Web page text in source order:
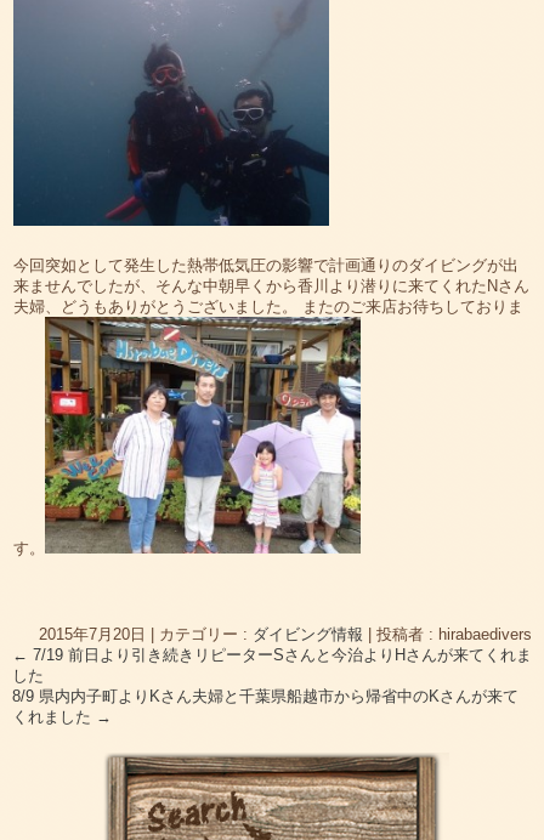
今回突如として発生した熱帯低気圧の影響で計画通りのダイビングが出
来ませんでしたが、そんな中朝早くから香川より潜りに来てくれたNさん
夫婦、どうもありがとうございました。 またのご来店お待ちしておりま
す。
2015年7月20日 カテゴリー : ダイビング情報
投稿者 : hirabaedivers
← 7/19 前日より引き続きリピーターSさんと今治よりHさんが来てくれま
した
8/9 県内内子町よりKさん夫婦と千葉県船越市から帰省中のKさんが来て
くれました →